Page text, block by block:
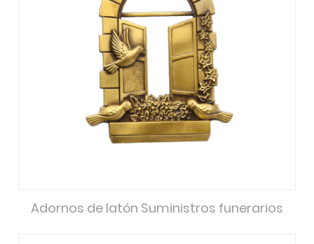
Adornos de latón Suministros funerarios